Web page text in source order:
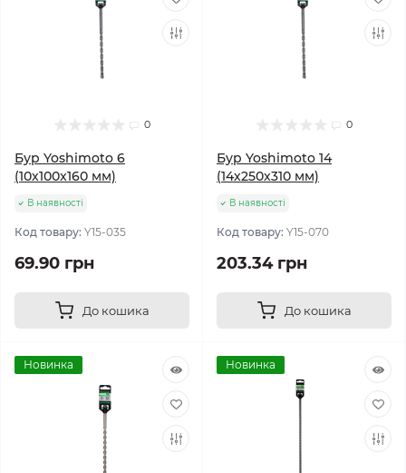
0
Бур Yoshimoto 6
(10х100x160 мм)
В наявності
Код товару: Y15-035
69.90 грн
До кошика
0
Бур Yoshimoto 14
(14х250x310 мм)
В наявності
Код товару: Y15-070
203.34 грн
До кошика
Новинка Новинка